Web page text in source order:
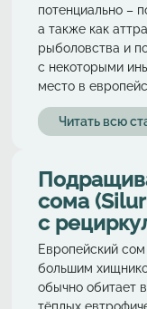
потенциально –
а также как
рыболовства и
с некоторыми
место в
Читать всю
сома
с
Европейский
большим
обычно обитает